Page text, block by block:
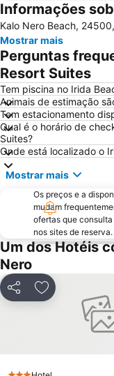
Informações
Kalo Nero Beach,
Mostrar mais
Perguntas
Resort Suites
Tem piscina no Irida
Animais de estimação
Tem estacionamento
Qual é o horário de
Suites?
Onde está localizado o
Mostrar mais
Os preços e a
mudam
ofertas que
nos sites de reserva.
Um dos Hotéis
Nero
PartilharAdicionar aos